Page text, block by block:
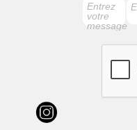
Entrez
votre
message